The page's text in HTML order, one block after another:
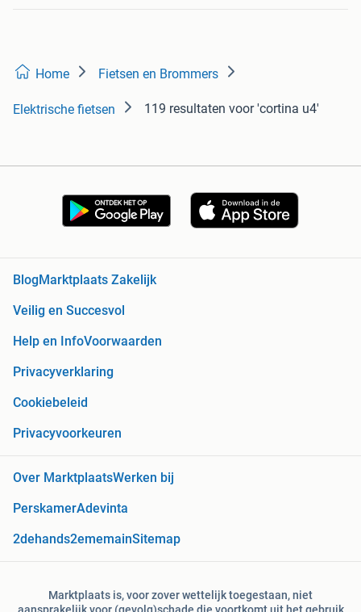
Home Fietsen en Brommers
Elektrische fietsen 119 resultaten voor 'cortina u4'
BlogMarktplaats Zakelijk
Veilig en Succesvol
Help en InfoVoorwaarden
Privacyverklaring
Cookiebeleid
Privacyvoorkeuren
Over MarktplaatsWerken bij
PerskamerAdevinta
2dehands2ememainSitemap
Marktplaats is, voor zover wettelijk toegestaan, niet